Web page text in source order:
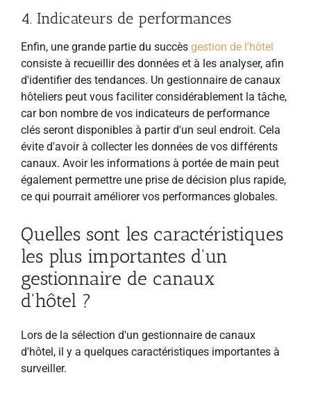
4. Indicateurs de performances
Enfin, une grande partie du succès gestion de l'hôtel
consiste à recueillir des données et à les analyser, afin
d'identifier des tendances. Un gestionnaire de canaux
hôteliers peut vous faciliter considérablement la tâche,
car bon nombre de vos indicateurs de performance
clés seront disponibles à partir d'un seul endroit. Cela
évite d'avoir à collecter les données de vos différents
canaux. Avoir les informations à portée de main peut
également permettre une prise de décision plus rapide,
ce qui pourrait améliorer vos performances globales.
Quelles sont les caractéristiques
les plus importantes d'un
gestionnaire de canaux
d'hôtel ?
Lors de la sélection d'un gestionnaire de canaux
d'hôtel, il y a quelques caractéristiques importantes à
surveiller.